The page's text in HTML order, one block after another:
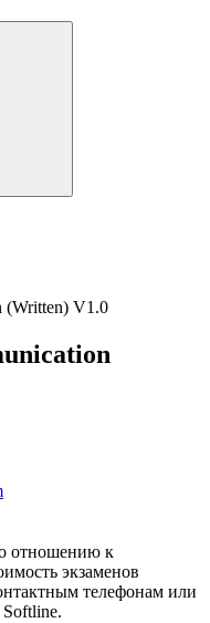
(Written) V1.0
отношению к
экзаменов
телефонам или